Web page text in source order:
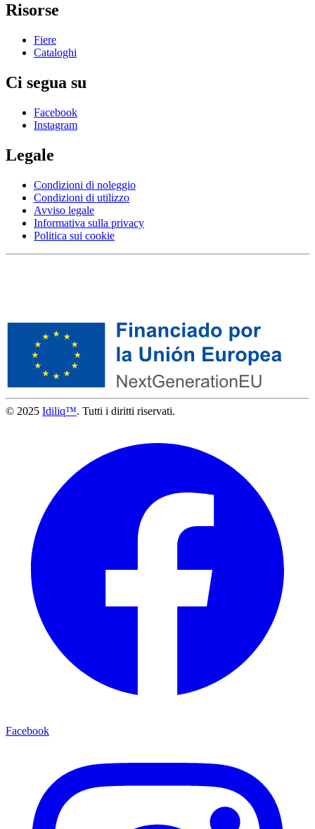
Risorse
Fiere
Cataloghi
Ci segua su
Facebook
Instagram
Legale
Condizioni di noleggio
Condizioni di utilizzo
Avviso legale
Informativa sulla privacy
Politica sui cookie
© 2025 Idiliq™. Tutti i diritti riservati.
Facebook